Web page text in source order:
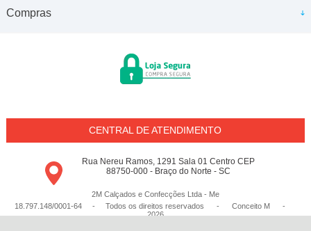
Compras
CENTRAL DE ATENDIMENTO
Rua Nereu Ramos, 1291 Sala 01 Centro CEP
88750-000 - Braço do Norte - SC
2M Calçados e Confecções Ltda - Me
18.797.148/0001-64 - Todos os direitos reservados
- Conceito M
-
2026